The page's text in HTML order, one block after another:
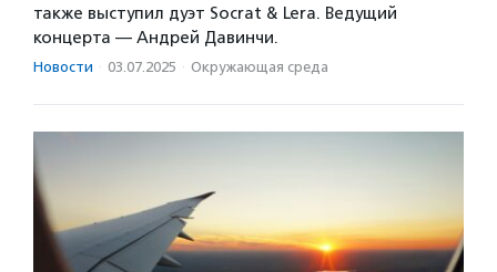
также выступил дуэт Socrat & Lera. Ведущий
концерта — Андрей Давинчи.
Новости · 03.07.2025 · Окружающая среда